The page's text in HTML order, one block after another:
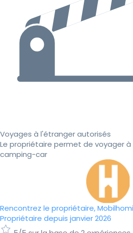
Voyages à l'étranger autorisés
Le propriétaire permet de voyager
camping-car
Rencontrez le propriétaire,
Propriétaire depuis janvier 2026